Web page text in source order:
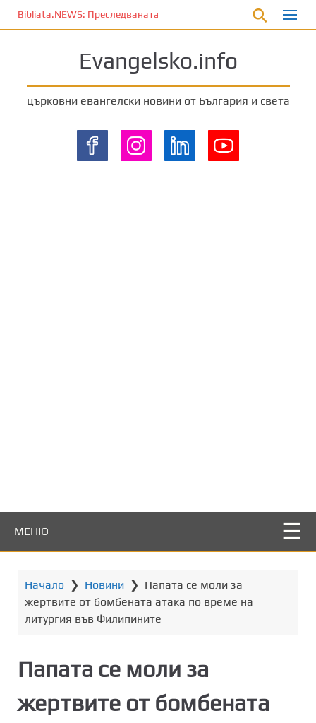
е
Bibliata.NEWS: Преследваната църква [4 декември 2025]
Evangelsko.info
църковни евангелски новини от България и света
МЕНЮ
Начало ❯ Новини ❯ Папата се моли за
жертвите от бомбената атака по време на
литургия във Филипините
Папата се моли за
жертвите от бомбената